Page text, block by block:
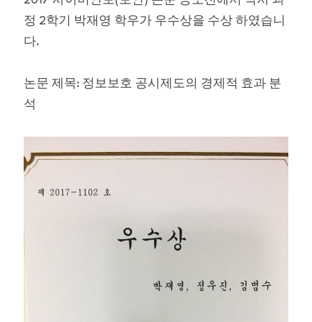
Photos
정 2학기 박재영 학우가 우수상을 수상 하였습니
다.
논문 제목: 정보보호 공시제도의 경제적 효과 분
석